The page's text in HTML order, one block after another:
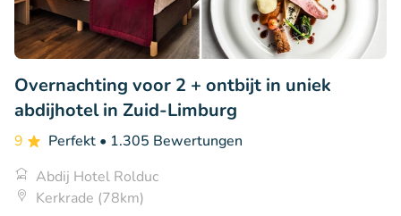
Overnachting voor 2 + ontbijt in uniek
abdijhotel in Zuid-Limburg
9 Perfekt • 1.305 Bewertungen
Abdij Hotel Rolduc
Kerkrade (78km)